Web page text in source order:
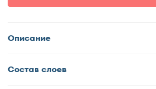
80x200
90x186
90x190
90x195
90x200
Описание
Cостав слоев